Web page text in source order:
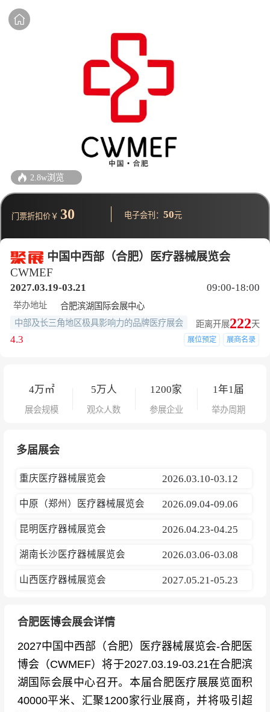
中国中西部（合肥）医疗器械展览会
CWMEF
2027.03.19-03.21 09:00-18:00
举办地址
合肥滨湖国际会展中心
中部及长三角地区极具影响力的品牌医疗展会
距离开展222天
4.3 展位预定 展商名录
4万㎡
展会规模
5万人
观众人数
1200家
参展企业
1年1届
举办周期
2.8w浏览
门票折扣价￥ 30 电子会刊：50元
多届展会
重庆医疗器械展览会 2026.03.10-03.12
中原（郑州）医疗器械展览会 2026.09.04-09.06
昆明医疗器械展览会 2026.04.23-04.25
湖南长沙医疗器械展览会 2026.03.06-03.08
山西医疗器械展览会 2027.05.21-05.23
合肥医博会展会详情
2027中国中西部（合肥）医疗器械展览会-合肥医
博会（CWMEF）将于2027.03.19-03.21在合肥滨
湖国际会展中心召开。本届合肥医疗展展览面积
40000平米、汇聚1200家行业展商，并将吸引超